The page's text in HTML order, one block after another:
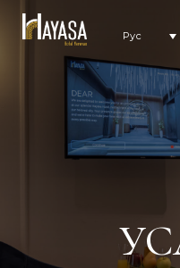
Рус